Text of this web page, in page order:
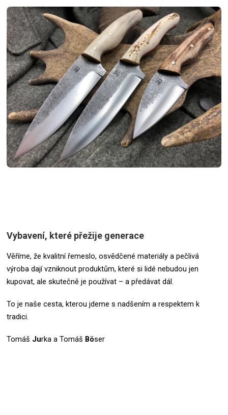
Vybavení, které přežije generace
Věříme, že kvalitní řemeslo, osvědčené materiály a pečlivá
výroba dají vzniknout produktům, které si lidé nebudou jen
kupovat, ale skutečně je používat – a předávat dál.
To je naše cesta, kterou jdeme s nadšením a respektem k
tradici.
Tomáš Jurka a Tomáš Böser